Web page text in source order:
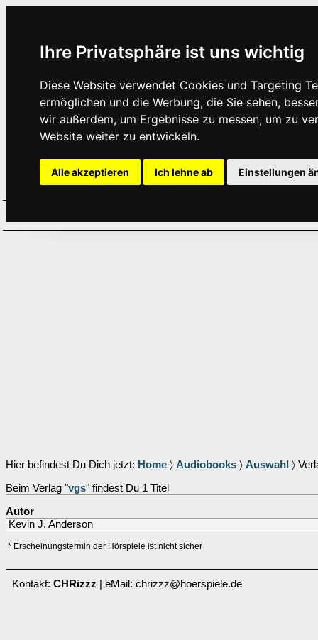
Ihre Privatsphäre ist uns wichtig
Diese Website verwendet Cookies und Targeting
ermöglichen und die Werbung, die Sie sehen,
wir außerdem, um Ergebnisse zu messen, um zu
Website weiter zu entwickeln.
Alle akzeptieren Ich lehne ab Einstellungen
Hier befindest Du Dich jetzt: Home 〉 Audiobooks 〉 Auswahl 〉
Beim Verlag "vgs" findest Du 1 Titel
Autor
Kevin J. Anderson
* Erscheinungstermin der Hörspiele ist nicht sicher
Kontakt: CHRizzz | eMail: chrizzz@hoerspiele.de